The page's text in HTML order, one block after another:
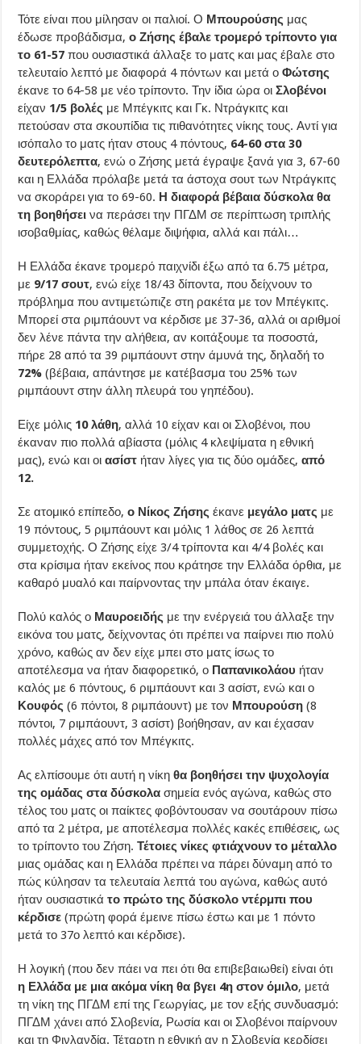
Τότε είναι που μίλησαν οι παλιοί. Ο Μπουρούσης μας
έδωσε προβάδισμα, ο Ζήσης έβαλε τρομερό τρίποντο για
το 61-57 που ουσιαστικά άλλαξε το ματς και μας έβαλε στο
τελευταίο λεπτό με διαφορά 4 πόντων και μετά οΦώτσης
έκανε το 64-58 με νέο τρίποντο. Την ίδια ώρα οιΣλοβένοι
είχαν 1/5 βολές με Μπέγκιτς και Γκ. Ντράγκιτς και
πετούσαν στα σκουπίδια τις πιθανότητες νίκης τους. Αντί για
ισόπαλο το ματς ήταν στους 4 πόντους, 64-60 στα 30
δευτερόλεπτα, ενώ ο Ζήσης μετά έγραψε ξανά για 3, 67-60
και η Ελλάδα πρόλαβε μετά τα άστοχα σουτ των Ντράγκιτς
να σκοράρει για το 69-60. Η διαφορά βέβαια δύσκολα θα
τη βοηθήσεινα περάσει την ΠΓΔΜ σε περίπτωση τριπλής
ισοβαθμίας, καθώς θέλαμε διψήφια, αλλά και πάλι…
Η Ελλάδα έκανε τρομερό παιχνίδι έξω από τα 6.75 μέτρα,
με 9/17 σουτ, ενώ είχε 18/43 δίποντα, που δείχνουν το
πρόβλημα που αντιμετώπιζε στη ρακέτα με τον Μπέγκιτς.
Μπορεί στα ριμπάουντ να κέρδισε με 37-36, αλλά οι αριθμοί
δεν λένε πάντα την αλήθεια, αν κοιτάξουμε τα ποσοστά,
πήρε 28 από τα 39 ριμπάουντ στην άμυνά της, δηλαδή το
72% (βέβαια, απάντησε με κατέβασμα του 25% των
ριμπάουντ στην άλλη πλευρά του γηπέδου).
Είχε μόλις 10 λάθη, αλλά 10 είχαν και οι Σλοβένοι, που
έκαναν πιο πολλά αβίαστα (μόλις 4 κλεψίματα η εθνική
μας), ενώ και οιασίστ ήταν λίγες για τις δύο ομάδες,από
12.
Σε ατομικό επίπεδο,ο Νίκος Ζήσης έκανε μεγάλο ματς με
19 πόντους, 5 ριμπάουντ και μόλις 1 λάθος σε 26 λεπτά
συμμετοχής. Ο Ζήσης είχε 3/4 τρίποντα και 4/4 βολές και
στα κρίσιμα ήταν εκείνος που κράτησε την Ελλάδα όρθια, με
καθαρό μυαλό και παίρνοντας την μπάλα όταν έκαιγε.
Πολύ καλός ο Μαυροειδής με την ενέργειά του άλλαξε την
εικόνα του ματς, δείχνοντας ότι πρέπει να παίρνει πιο πολύ
χρόνο, καθώς αν δεν είχε μπει στο ματς ίσως το
αποτέλεσμα να ήταν διαφορετικό, ο Παπανικολάου ήταν
καλός με 6 πόντους, 6 ριμπάουντ και 3 ασίστ, ενώ και ο
Κουφός(6 πόντοι, 8 ριμπάουντ) με τον Μπουρούση(8
πόντοι, 7 ριμπάουντ, 3 ασίστ) βοήθησαν, αν και έχασαν
πολλές μάχες από τον Μπέγκιτς.
Ας ελπίσουμε ότι αυτή η νίκη θα βοηθήσει την ψυχολογία
της ομάδας στα δύσκολα σημεία ενός αγώνα, καθώς στο
τέλος του ματς οι παίκτες φοβόντουσαν να σουτάρουν πίσω
από τα 2 μέτρα, με αποτέλεσμα πολλές κακές επιθέσεις, ως
το τρίποντο του Ζήση. Τέτοιες νίκες φτιάχνουν το μέταλλο
μιας ομάδας και η Ελλάδα πρέπει να πάρει δύναμη από το
πώς κύλησαν τα τελευταία λεπτά του αγώνα, καθώς αυτό
ήταν ουσιαστικά το πρώτο της δύσκολο ντέρμπι που
κέρδισε(πρώτη φορά έμεινε πίσω έστω και με 1 πόντο
μετά το 37ο λεπτό και κέρδισε).
Η λογική (που δεν πάει να πει ότι θα επιβεβαιωθεί) είναι ότι
η Ελλάδα με μια ακόμα νίκη θα βγει 4η στον όμιλο, μετά
τη νίκη της ΠΓΔΜ επί της Γεωργίας, με τον εξής συνδυασμό:
ΠΓΔΜ χάνει από Σλοβενία, Ρωσία και οι Σλοβένοι παίρνουν
και τη Φινλανδία. Τέταρτη η εθνική αν η Σλοβενία κερδίσει